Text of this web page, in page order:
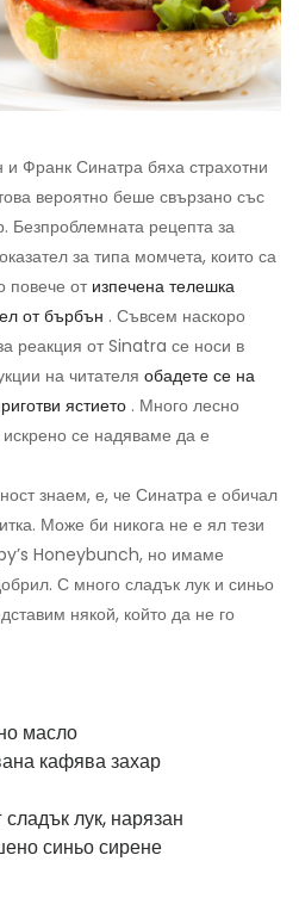
Франк Синатра бяха страхотни
вероятно беше свързано със
Безпроблемната рецепта за
за типа момчета, които са
повече от изпечена телешка
от бърбън . Съвсем наскоро
реакция от Sinatra се носи в
на читателя обадете се на
ястието . Много лесно
се надяваме да е
знаем, е, че Синатра е обичал
Може би никога не е ял тези
Honeybunch, но имаме
С много сладък лук и синьо
някой, който да не го
масло
кафява захар
лук, нарязан
синьо сирене